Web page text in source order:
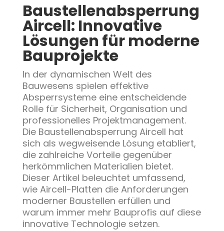
Baustellenabsperrung
Aircell: Innovative
Lösungen für moderne
Bauprojekte
In der dynamischen Welt des
Bauwesens spielen effektive
Absperrsysteme eine entscheidende
Rolle für Sicherheit, Organisation und
professionelles Projektmanagement.
Die Baustellenabsperrung Aircell hat
sich als wegweisende Lösung etabliert,
die zahlreiche Vorteile gegenüber
herkömmlichen Materialien bietet.
Dieser Artikel beleuchtet umfassend,
wie Aircell-Platten die Anforderungen
moderner Baustellen erfüllen und
warum immer mehr Bauprofis auf diese
innovative Technologie setzen.